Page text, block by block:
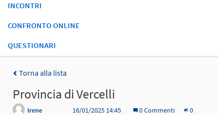
INCONTRI
CONFRONTO ONLINE
QUESTIONARI
Torna alla lista
Provincia di Vercelli
Irene
16/01/2025 14:45 0 Commenti
0